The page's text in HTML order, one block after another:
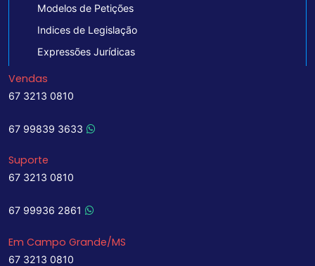
Modelos de Petições
Indices de Legislação
Expressões Jurídicas
Vendas
67 3213 0810
67 99839 3633
Suporte
67 3213 0810
67 99936 2861
Em Campo Grande/MS
67 3213 0810